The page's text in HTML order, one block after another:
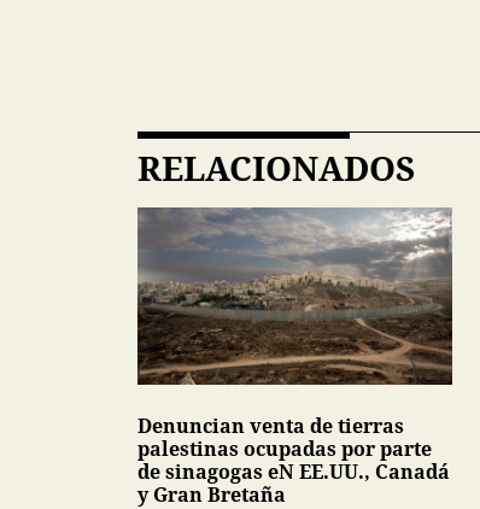
RELACIONADOS
Denuncian venta de tierras
palestinas ocupadas por parte
de sinagogas eN EE.UU., Canadá
y Gran Bretaña